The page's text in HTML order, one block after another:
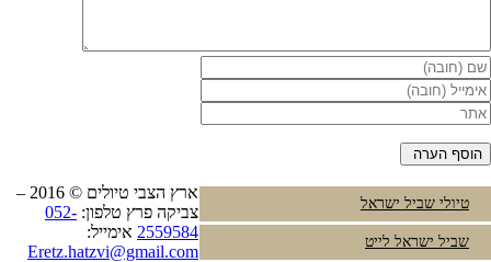
טיולי שביל ישראל
שביל ישראל לייט
ארץ הצבי טיולים © 2016 –
צביקה פרץ טלפון: 052-
2559584 אימייל:
Eretz.hatzvi@gmail.com